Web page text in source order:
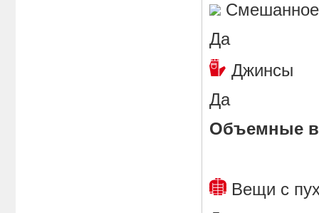
Да
Да
Объемные
Вещи с